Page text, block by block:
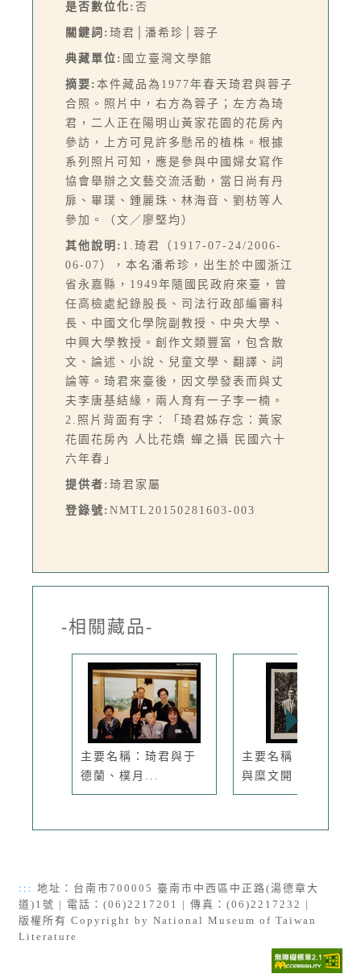
是否數位化: 否
關鍵詞: 琦君│潘希珍│蓉子
典藏單位: 國立臺灣文學館
摘要: 本件藏品為1977年春天琦君與蓉子
合照。照片中，右方為蓉子；左方為琦
君，二人正在陽明山黃家花園的花房內
參訪，上方可見許多懸吊的植株。根據
系列照片可知，應是參與中國婦女寫作
協會舉辦之文藝交流活動，當日尚有丹
扉、畢璞、鍾麗珠、林海音、劉枋等人
參加。（文／廖堅均）
其他說明: 1.琦君（1917-07-24/2006-
06-07），本名潘希珍，出生於中國浙江
省永嘉縣，1949年隨國民政府來臺，曾
任高檢處紀錄股長、司法行政部編審科
長、中國文化學院副教授、中央大學、
中興大學教授。創作文類豐富，包含散
文、論述、小說、兒童文學、翻譯、詞
論等。琦君來臺後，因文學發表而與丈
夫李唐基結緣，兩人育有一子李一楠。
2.照片背面有字：「琦君姊存念：黃家
花園花房內 人比花嬌 蟬之攝 民國六十
六年春」
提供者: 琦君家屬
登錄號: NMTL20150281603-003
-相關藏品-
主要名稱：琦君與于
德蘭、樸月...
主要名稱：琦君夫婦
與糜文開、...
::: 地址：台南市700005 臺南市中西區中正路(湯德章大
道)1號 | 電話：(06)2217201 | 傳真：(06)2217232 |
版權所有 Copyright by National Museum of Taiwan
Literature